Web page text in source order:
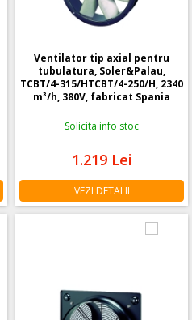
Ventilator tip axial pentru
tubulatura, Soler&Palau,
TCBT/4-315/HTCBT/4-250/H, 2340
m³/h, 380V, fabricat Spania
Solicita info stoc
1.219 Lei
VEZI DETALII